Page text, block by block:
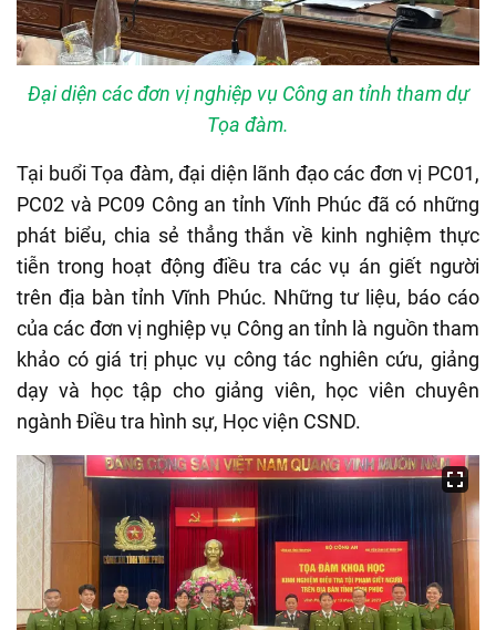
Đại diện các đơn vị nghiệp vụ Công an tỉnh tham dự
Tọa đàm.
Tại buổi Tọa đàm, đại diện lãnh đạo các đơn vị PC01,
PC02 và PC09 Công an tỉnh Vĩnh Phúc đã có những
phát biểu, chia sẻ thẳng thắn về kinh nghiệm thực
tiễn trong hoạt động điều tra các vụ án giết người
trên địa bàn tỉnh Vĩnh Phúc. Những tư liệu, báo cáo
của các đơn vị nghiệp vụ Công an tỉnh là nguồn tham
khảo có giá trị phục vụ công tác nghiên cứu, giảng
dạy và học tập cho giảng viên, học viên chuyên
ngành Điều tra hình sự, Học viện CSND.